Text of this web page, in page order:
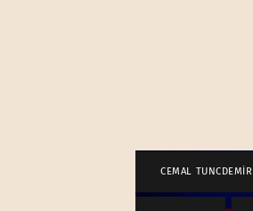
CEMAL TUNCDEMİR